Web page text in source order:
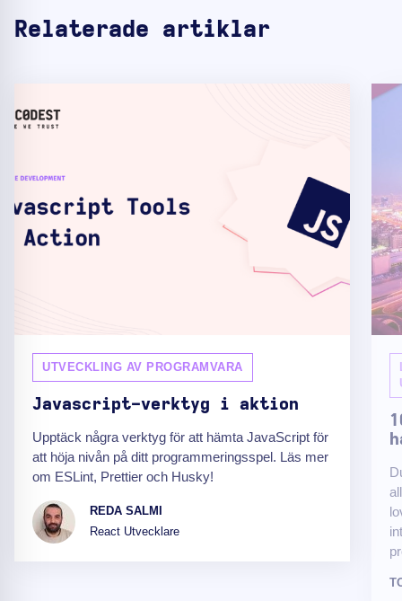
Relaterade artiklar
UTVECKLING AV PROGRAMVARA
Javascript-verktyg i aktion
Upptäck några verktyg för att hämta JavaScript för
att höja nivån på ditt programmeringsspel. Läs mer
om ESLint, Prettier och Husky!
REDA SALMI
React Utvecklare